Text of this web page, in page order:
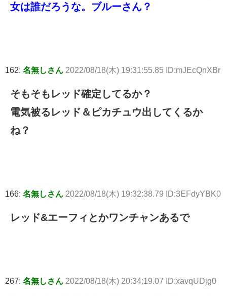
女は誰だろうな。ブルーさん？
162: 名無しさん 2022/08/18(木) 19:31:55.85 ID:mJEcQnXBr
そもそもレッド確定してるか？
電気被るレッド＆ピカチュウ出してくるか
ね？
166: 名無しさん 2022/08/18(木) 19:32:38.79 ID:3EFdyYBK0
レッド&エーフィとかワンチャンあるで
267: 名無しさん 2022/08/18(木) 20:34:19.07 ID:xavqUDjg0